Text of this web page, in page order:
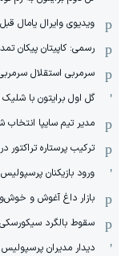
ویدیوی وایرال یامال
رسمی: کاپیتان پیکان
سرمربی استقلال
گل اول برایتون با شلیک
مدیر تیم سایپا انتخاب
ترکیب پرستاره تراکتور
ورود بازیکنان
بازار داغ آغوش و
سقوط بالگرد سیکورسکی اس-۶۴
دیدار مدیران